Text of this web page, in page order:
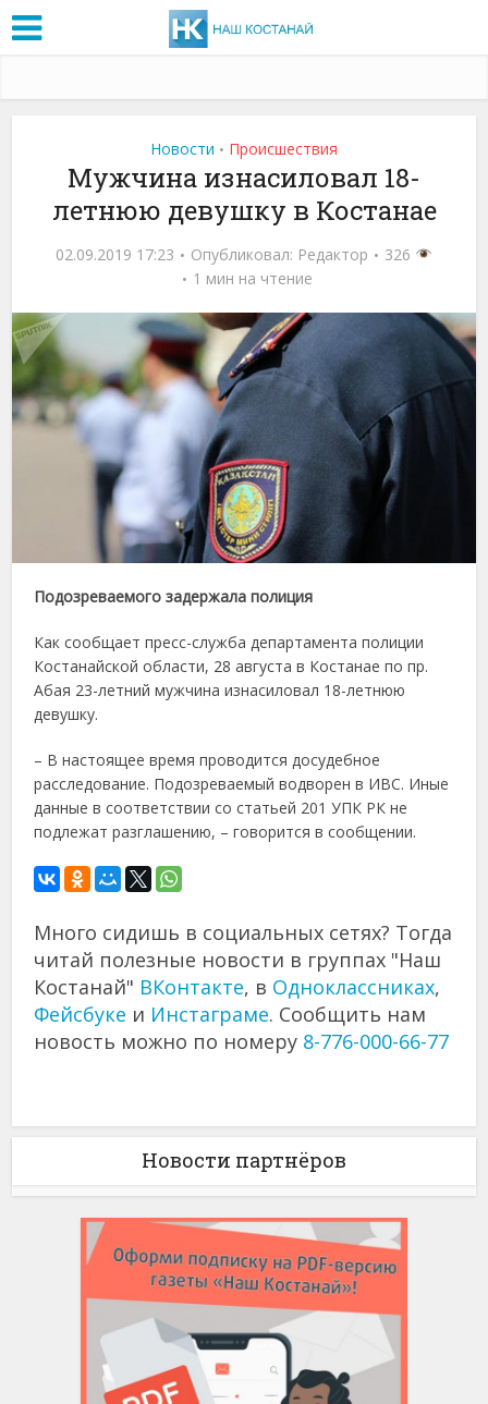
Новости • Проиcшествия
Мужчина изнасиловал 18-
летнюю девушку в Костанае
02.09.2019 17:23 Опубликовал: Редактор
326
1 мин на чтение
Подозреваемого задержала полиция
Как сообщает пресс-служба департамента полиции
Костанайской области, 28 августа в Костанае по пр.
Абая 23-летний мужчина изнасиловал 18-летнюю
девушку.
– В настоящее время проводится досудебное
расследование. Подозреваемый водворен в ИВС. Иные
данные в соответствии со статьей 201 УПК РК не
подлежат разглашению, – говорится в сообщении.
Много сидишь в социальных сетях? Тогда
читай полезные новости в группах "Наш
Костанай" ВКонтакте, в Одноклассниках,
Фейсбуке и Инстаграме. Сообщить нам
новость можно по номеру 8-776-000-66-77
Новости партнёров